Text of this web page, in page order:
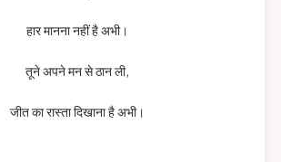
हार मानना नहीं है अभी।
तूने अपने मन से ठान ली,
जीत का रास्ता दिखाना है अभी।